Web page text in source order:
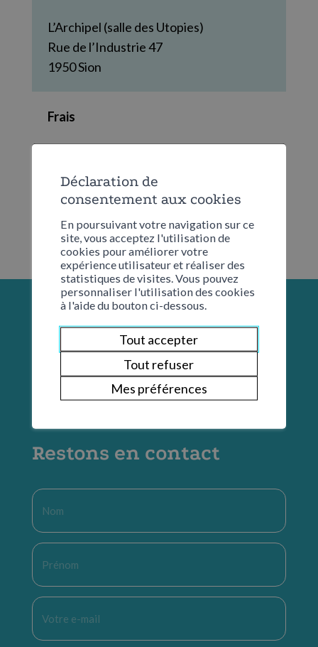
L’Archipel (salle des Utopies)
Rue de l’Industrie 47
1950Sion
Frais
Restons en contact
Nom
Prénom
E-
mail
Déclaration de
consentement aux cookies
En poursuivant votre navigation sur ce
site, vous acceptez l'utilisation de
cookies pour améliorer votre
expérience utilisateur et réaliser des
statistiques de visites. Vous pouvez
personnaliser l'utilisation des cookies
à l'aide du bouton ci-dessous.
Tout accepter
Tout refuser
Mes préférences